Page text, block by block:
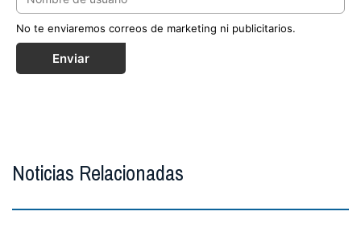
No te enviaremos correos de marketing ni publicitarios.
Enviar
Noticias Relacionadas